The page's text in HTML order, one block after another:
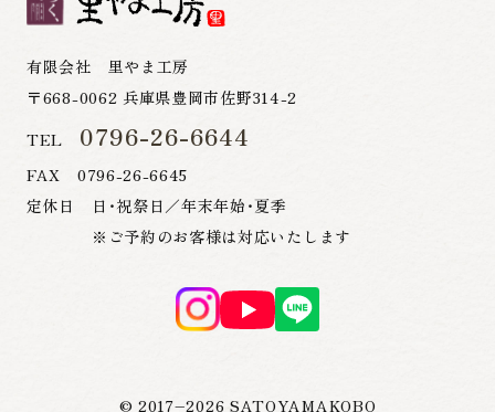
有限会社 里やま工房
〒668-0062 兵庫県豊岡市佐野314-2
TEL 0796-26-6644
FAX 0796-26-6645
定休日 日・祝祭日／年末年始・夏季
※ご予約のお客様は対応いたします
© 2017–2026 SATOYAMAKOBO